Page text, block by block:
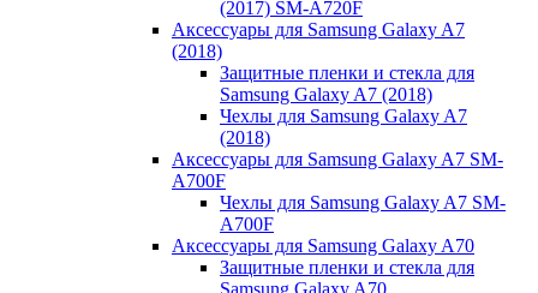
(2017) SM-A720F
Аксессуары для Samsung Galaxy A7
(2018)
Защитные пленки и стекла для
Samsung Galaxy A7 (2018)
Чехлы для Samsung Galaxy A7
(2018)
Аксессуары для Samsung Galaxy A7 SM-
A700F
Чехлы для Samsung Galaxy A7 SM-
A700F
Аксессуары для Samsung Galaxy A70
Защитные пленки и стекла для
Samsung Galaxy A70